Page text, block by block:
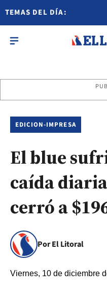
TEMAS DEL DÍA:
EDICION-IMPRESA
El blue
caída
cerró a
Por El Litoral
Viernes, 10 de diciembre